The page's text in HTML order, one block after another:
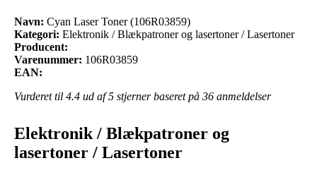
Navn: Cyan Laser Toner (106R03859)
Kategori: Elektronik / Blækpatroner og lasertoner / Lasertoner
Producent:
Varenummer: 106R03859
EAN:
Vurderet til 4.4 ud af 5 stjerner baseret på 36 anmeldelser
Elektronik / Blækpatroner og
lasertoner / Lasertoner